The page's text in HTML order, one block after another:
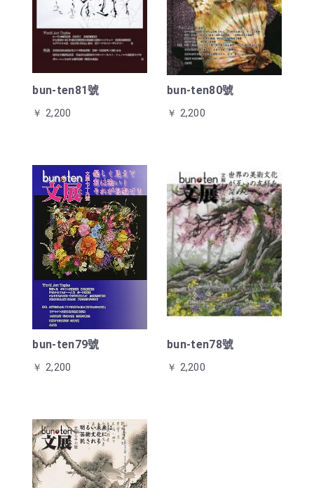
bun-ten81號
￥ 2,200
bun-ten80號
￥ 2,200
bun-ten79號
￥ 2,200
bun-ten78號
￥ 2,200